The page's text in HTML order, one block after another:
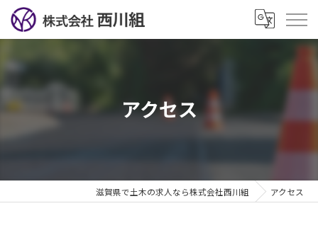
アクセス
滋賀県で土木の求人なら株式会社西川組 アクセス